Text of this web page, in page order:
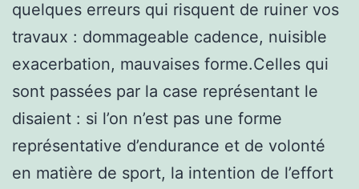
quelques erreurs qui risquent de ruiner vos
travaux : dommageable cadence, nuisible
exacerbation, mauvaises forme.Celles qui
sont passées par la case représentant le
disaient : si l’on n’est pas une forme
représentative d’endurance et de volonté
en matière de sport, la intention de l’effort